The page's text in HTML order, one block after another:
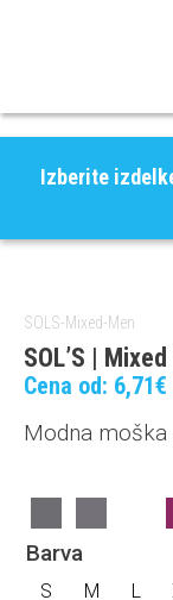
Izberite
SOLS-Mixed-Men
SOL’S |
Cena od: 6,71€
Modna
Barva
S M L